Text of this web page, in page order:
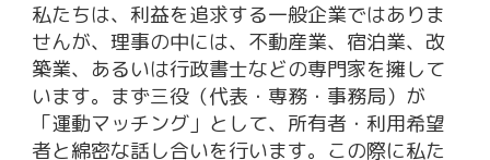
私たちは、利益を追求する一般企業ではありま
せんが、理事の中には、不動産業、宿泊業、改
築業、あるいは行政書士などの専門家を擁して
います。まず三役（代表・専務・事務局）が
「運動マッチング」として、所有者・利用希望
者と綿密な話し合いを行います。この際に私た